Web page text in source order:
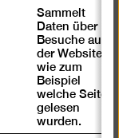
Sammelt
Daten über
Besuche auf
der Website,
wie zum
Beispiel
welche Seiten
gelesen
wurden.